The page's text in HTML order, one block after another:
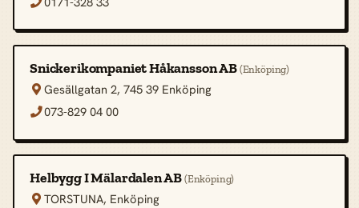
Snickerikompaniet Håkansson AB (Enköping)
 Gesällgatan 2, 745 39 Enköping
073-829 04 00
Helbygg I Mälardalen AB (Enköping)
 TORSTUNA, Enköping